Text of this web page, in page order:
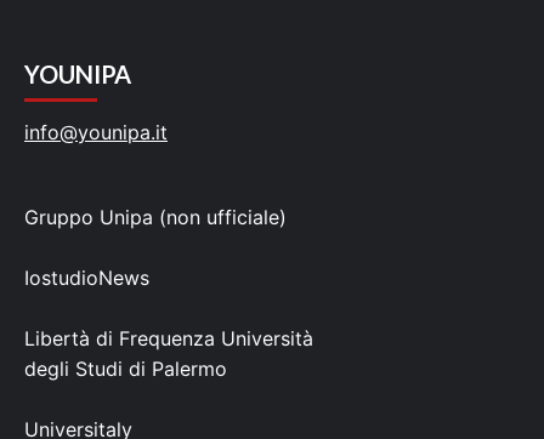
YOUNIPA
info@younipa.it
Gruppo Unipa (non ufficiale)
IostudioNews
Libertà di Frequenza Università
degli Studi di Palermo
Universitaly